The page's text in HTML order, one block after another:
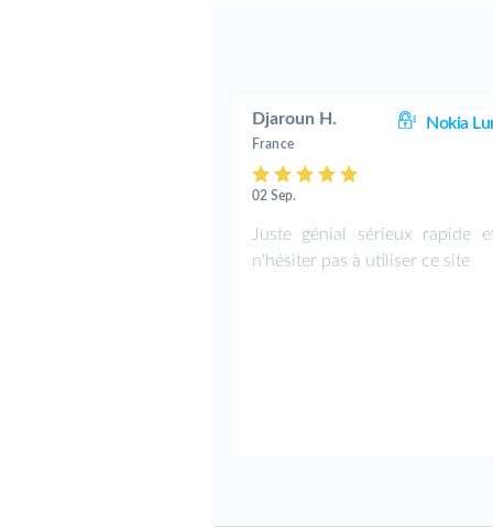
Djaroun H. Nokia
France
02 Sep.
Juste génial sérieux rapide
n'hésiter pas à utiliser ce site